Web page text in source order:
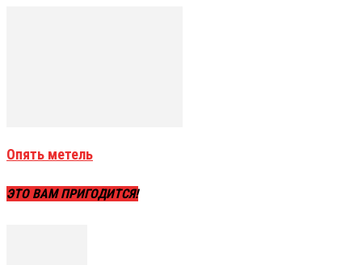
Опять метель
ЭТО ВАМ ПРИГОДИТСЯ!